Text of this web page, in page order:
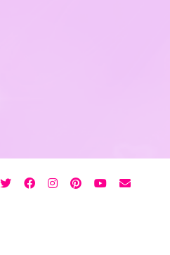
twitterfacebookinstagram
pinterest
youtube
email